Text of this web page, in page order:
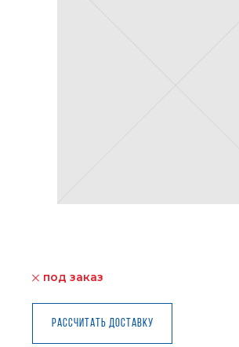
под заказ
Рассчитать доставку